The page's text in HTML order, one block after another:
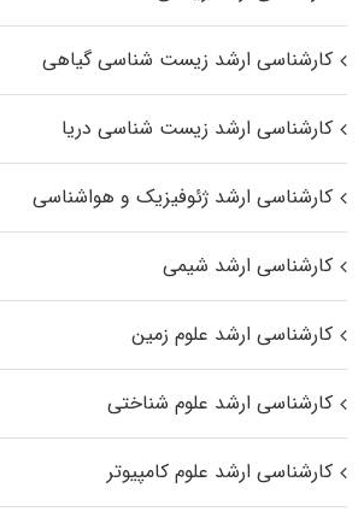
کارشناسی ارشد زیست‌ شناسی گیاهی
کارشناسی ارشد زیست‌ شناسی دریا
کارشناسی ارشد ژئوفیزیک و هواشناسی
کارشناسی ارشد شیمی
کارشناسی ارشد علوم زمین
کارشناسی ارشد علوم شناختی
کارشناسی ارشد علوم کامپیوتر